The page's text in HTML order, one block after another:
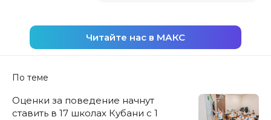
Читайте нас в МАКС
По теме
Оценки за поведение начнут
ставить в 17 школах Кубани с 1